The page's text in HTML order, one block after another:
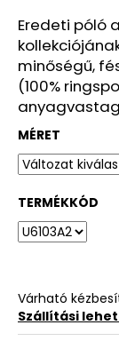
csillag.
Eredeti póló
minőségű,
(100%
MÉRET
TERMÉKKÓD
Várható
Szállítási